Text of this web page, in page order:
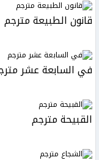
قانون الطبيعة مترجم
في السابعة عشر
القبيحة مترجم